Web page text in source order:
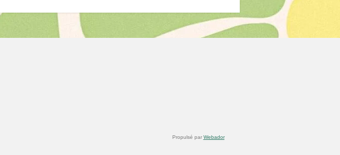
Propulsé par Webador